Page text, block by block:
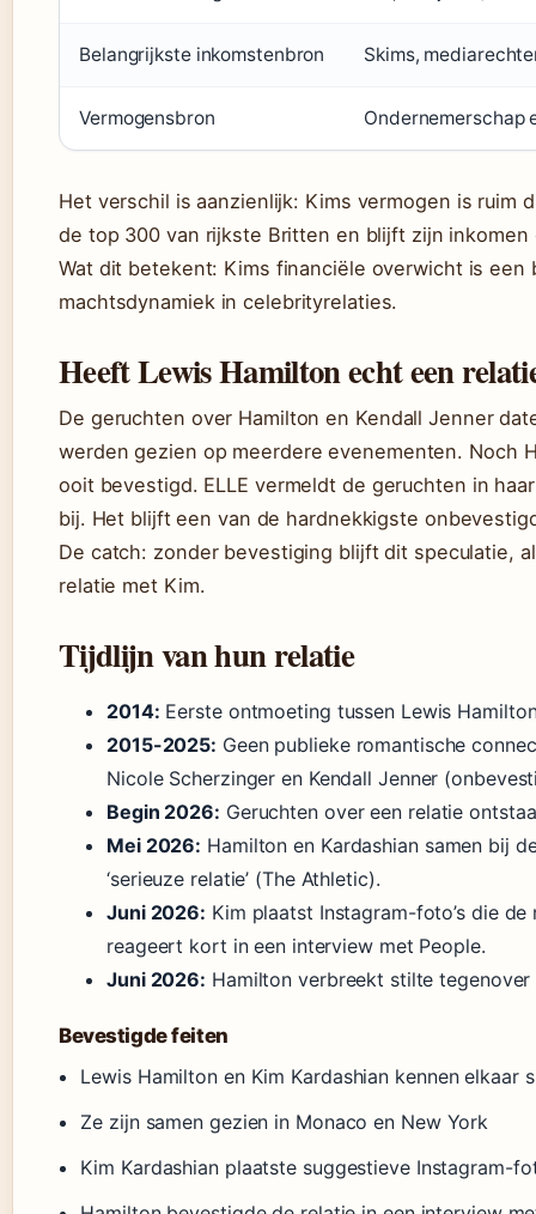
Belangrijkste inkomstenbron Skims,
Vermogensbron Ondernemerschap
Het verschil is aanzienlijk: Kims vermogen is ruim
de top 300 van rijkste Britten en blijft zijn
Wat dit betekent: Kims financiële overwicht is een
machtsdynamiek in celebrityrelaties.
Heeft Lewis Hamilton echt een
De geruchten over Hamilton en Kendall Jenner
werden gezien op meerdere evenementen. Noch
ooit bevestigd. ELLE vermeldt de geruchten in
bij. Het blijft een van de hardnekkigste
De catch: zonder bevestiging blijft dit speculatie,
relatie met Kim.
Tijdlijn van hun relatie
2014: Eerste ontmoeting tussen Lewis
2015-2025: Geen publieke romantische
Nicole Scherzinger en Kendall Jenner
Begin 2026: Geruchten over een relatie
Mei 2026: Hamilton en Kardashian samen bij
‘serieuze relatie’ (The Athletic).
Juni 2026: Kim plaatst Instagram-foto’s die
reageert kort in een interview met People.
Juni 2026: Hamilton verbreekt stilte
Bevestigde feiten
Lewis Hamilton en Kim Kardashian kennen elkaar
Ze zijn samen gezien in Monaco en New York
Kim Kardashian plaatste suggestieve Instagram-